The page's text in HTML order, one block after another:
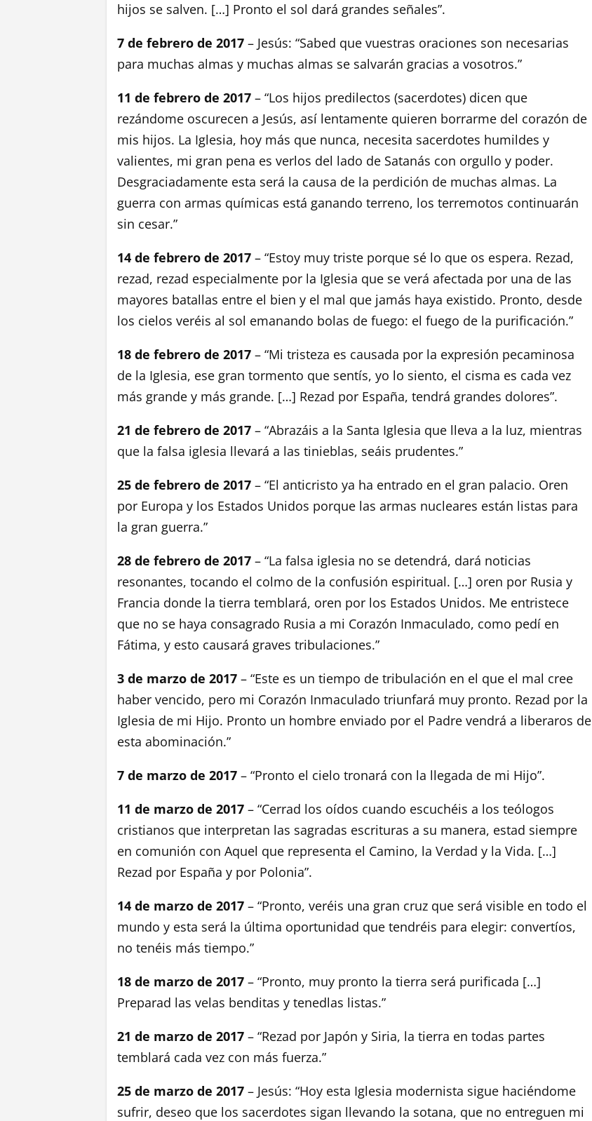
hijos se salven. […] Pronto el sol dará grandes señales”.
7 de febrero de 2017 – Jesús: “Sabed que vuestras oraciones son necesarias
para muchas almas y muchas almas se salvarán gracias a vosotros.”
11 de febrero de 2017 – “Los hijos predilectos (sacerdotes) dicen que
rezándome oscurecen a Jesús, así lentamente quieren borrarme del corazón de
mis hijos. La Iglesia, hoy más que nunca, necesita sacerdotes humildes y
valientes, mi gran pena es verlos del lado de Satanás con orgullo y poder.
Desgraciadamente esta será la causa de la perdición de muchas almas. La
guerra con armas químicas está ganando terreno, los terremotos continuarán
sin cesar.”
14 de febrero de 2017 – “Estoy muy triste porque sé lo que os espera. Rezad,
rezad, rezad especialmente por la Iglesia que se verá afectada por una de las
mayores batallas entre el bien y el mal que jamás haya existido. Pronto, desde
los cielos veréis al sol emanando bolas de fuego: el fuego de la purificación.”
18 de febrero de 2017 – “Mi tristeza es causada por la expresión pecaminosa
de la Iglesia, ese gran tormento que sentís, yo lo siento, el cisma es cada vez
más grande y más grande. […] Rezad por España, tendrá grandes dolores”.
21 de febrero de 2017 – “Abrazáis a la Santa Iglesia que lleva a la luz, mientras
que la falsa iglesia llevará a las tinieblas, seáis prudentes.”
25 de febrero de 2017 – “El anticristo ya ha entrado en el gran palacio. Oren
por Europa y los Estados Unidos porque las armas nucleares están listas para
la gran guerra.”
28 de febrero de 2017 – “La falsa iglesia no se detendrá, dará noticias
resonantes, tocando el colmo de la confusión espiritual. […] oren por Rusia y
Francia donde la tierra temblará, oren por los Estados Unidos. Me entristece
que no se haya consagrado Rusia a mi Corazón Inmaculado, como pedí en
Fátima, y esto causará graves tribulaciones.”
3 de marzo de 2017 – “Este es un tiempo de tribulación en el que el mal cree
haber vencido, pero mi Corazón Inmaculado triunfará muy pronto. Rezad por la
Iglesia de mi Hijo. Pronto un hombre enviado por el Padre vendrá a liberaros de
esta abominación.”
7 de marzo de 2017 – “Pronto el cielo tronará con la llegada de mi Hijo”.
11 de marzo de 2017 – “Cerrad los oídos cuando escuchéis a los teólogos
cristianos que interpretan las sagradas escrituras a su manera, estad siempre
en comunión con Aquel que representa el Camino, la Verdad y la Vida. […]
Rezad por España y por Polonia”.
14 de marzo de 2017 – “Pronto, veréis una gran cruz que será visible en todo el
mundo y esta será la última oportunidad que tendréis para elegir: convertíos,
no tenéis más tiempo.”
18 de marzo de 2017 – “Pronto, muy pronto la tierra será purificada […]
Preparad las velas benditas y tenedlas listas.”
21 de marzo de 2017 – “Rezad por Japón y Siria, la tierra en todas partes
temblará cada vez con más fuerza.”
25 de marzo de 2017 – Jesús: “Hoy esta Iglesia modernista sigue haciéndome
sufrir, deseo que los sacerdotes sigan llevando la sotana, que no entreguen mi